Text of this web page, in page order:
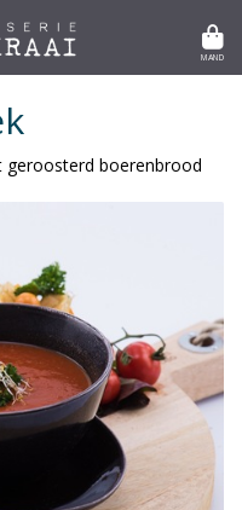
MAND
geroosterd boerenbrood